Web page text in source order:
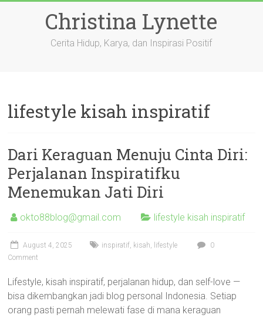
Christina Lynette
Cerita Hidup, Karya, dan Inspirasi Positif
lifestyle kisah inspiratif
Dari Keraguan Menuju Cinta Diri:
Perjalanan Inspiratifku
Menemukan Jati Diri
okto88blog@gmail.com lifestyle kisah inspiratif
August 4, 2025 inspiratif, kisah, lifestyle
0
Comment
Lifestyle, kisah inspiratif, perjalanan hidup, dan self-love —
bisa dikembangkan jadi blog personal Indonesia. Setiap
orang pasti pernah melewati fase di mana keraguan